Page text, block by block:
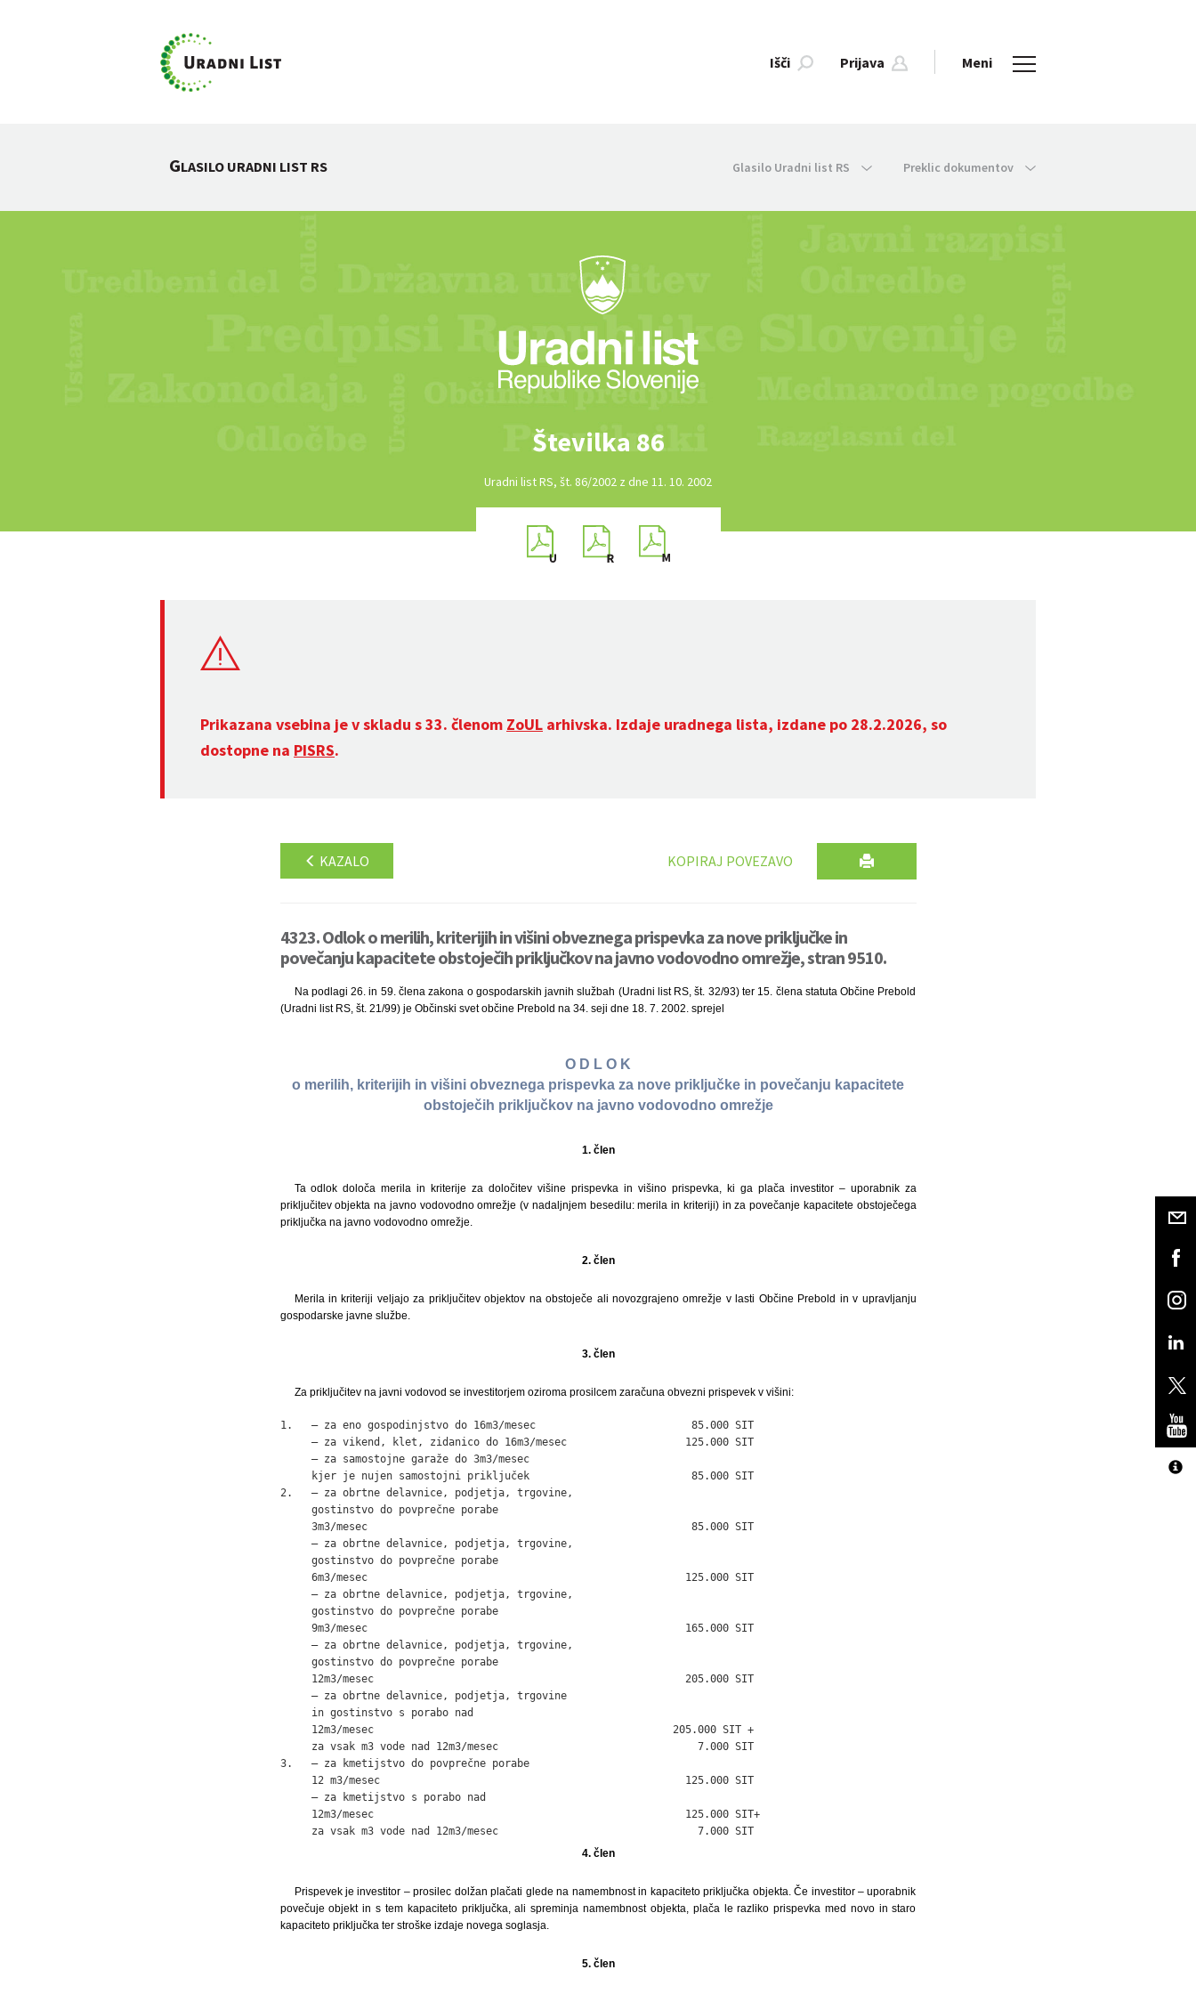
Išči Prijava Meni
GLASILO URADNI LIST RS Glasilo Uradni list RS Preklic dokumentov
Številka 86
Uradni list RS, št. 86/2002 z dne 11. 10. 2002
Prikazana vsebina je v skladu s 33. členom ZoUL arhivska. Izdaje uradnega lista, izdane po 28.2.2026, so
dostopne na PISRS.
KAZALO KOPIRAJ POVEZAVO
4323. Odlok o merilih, kriterijih in višini obveznega prispevka za nove priključke in
povečanju kapacitete obstoječih priključkov na javno vodovodno omrežje, stran 9510.
Na podlagi 26. in 59. člena zakona o gospodarskih javnih službah (Uradni list RS, št. 32/93) ter 15. člena statuta Občine Prebold
(Uradni list RS, št. 21/99) je Občinski svet občine Prebold na 34. seji dne 18. 7. 2002. sprejel
O D L O K
o merilih, kriterijih in višini obveznega prispevka za nove priključke in povečanju kapacitete
obstoječih priključkov na javno vodovodno omrežje
1. člen
Ta odlok določa merila in kriterije za določitev višine prispevka in višino prispevka, ki ga plača investitor – uporabnik za
priključitev objekta na javno vodovodno omrežje (v nadaljnjem besedilu: merila in kriteriji) in za povečanje kapacitete obstoječega
priključka na javno vodovodno omrežje.
2. člen
Merila in kriteriji veljajo za priključitev objektov na obstoječe ali novozgrajeno omrežje v lasti Občine Prebold in v upravljanju
gospodarske javne službe.
3. člen
Za priključitev na javni vodovod se investitorjem oziroma prosilcem zaračuna obvezni prispevek v višini:
1.   – za eno gospodinjstvo do 16m3/mesec                         85.000 SIT
     – za vikend, klet, zidanico do 16m3/mesec                   125.000 SIT
     – za samostojne garaže do 3m3/mesec
     kjer je nujen samostojni priključek                          85.000 SIT
2.   – za obrtne delavnice, podjetja, trgovine,
     gostinstvo do povprečne porabe
     3m3/mesec                                                    85.000 SIT
     – za obrtne delavnice, podjetja, trgovine,
     gostinstvo do povprečne porabe
     6m3/mesec                                                   125.000 SIT
     – za obrtne delavnice, podjetja, trgovine,
     gostinstvo do povprečne porabe
     9m3/mesec                                                   165.000 SIT
     – za obrtne delavnice, podjetja, trgovine,
     gostinstvo do povprečne porabe
     12m3/mesec                                                  205.000 SIT
     – za obrtne delavnice, podjetja, trgovine
     in gostinstvo s porabo nad
     12m3/mesec                                                205.000 SIT +
     za vsak m3 vode nad 12m3/mesec                                7.000 SIT
3.   – za kmetijstvo do povprečne porabe
     12 m3/mesec                                                 125.000 SIT
     – za kmetijstvo s porabo nad
     12m3/mesec                                                  125.000 SIT+
     za vsak m3 vode nad 12m3/mesec                                7.000 SIT
4. člen
Prispevek je investitor – prosilec dolžan plačati glede na namembnost in kapaciteto priključka objekta. Če investitor – uporabnik
povečuje objekt in s tem kapaciteto priključka, ali spreminja namembnost objekta, plača le razliko prispevka med novo in staro
kapaciteto priključka ter stroške izdaje novega soglasja.
5. člen